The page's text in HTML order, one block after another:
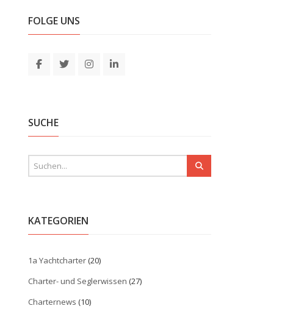
FOLGE UNS
SUCHE
KATEGORIEN
1a Yachtcharter(20)
Charter- und Seglerwissen (27)
Charternews (10)